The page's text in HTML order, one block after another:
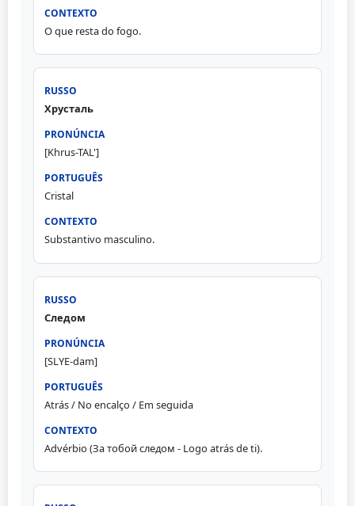
O que resta do fogo.
Хрусталь
[Khrus-TAL']
Cristal
Substantivo masculino.
Следом
[SLYE-dam]
Atrás / No encalço / Em seguida
Advérbio (За тобой следом - Logo atrás de ti).